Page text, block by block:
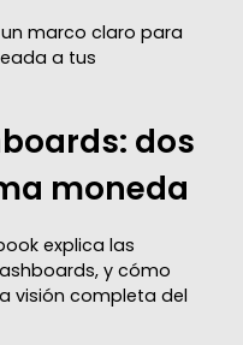
marco claro para
a tus
dos
moneda
explica las
y cómo
visión completa del